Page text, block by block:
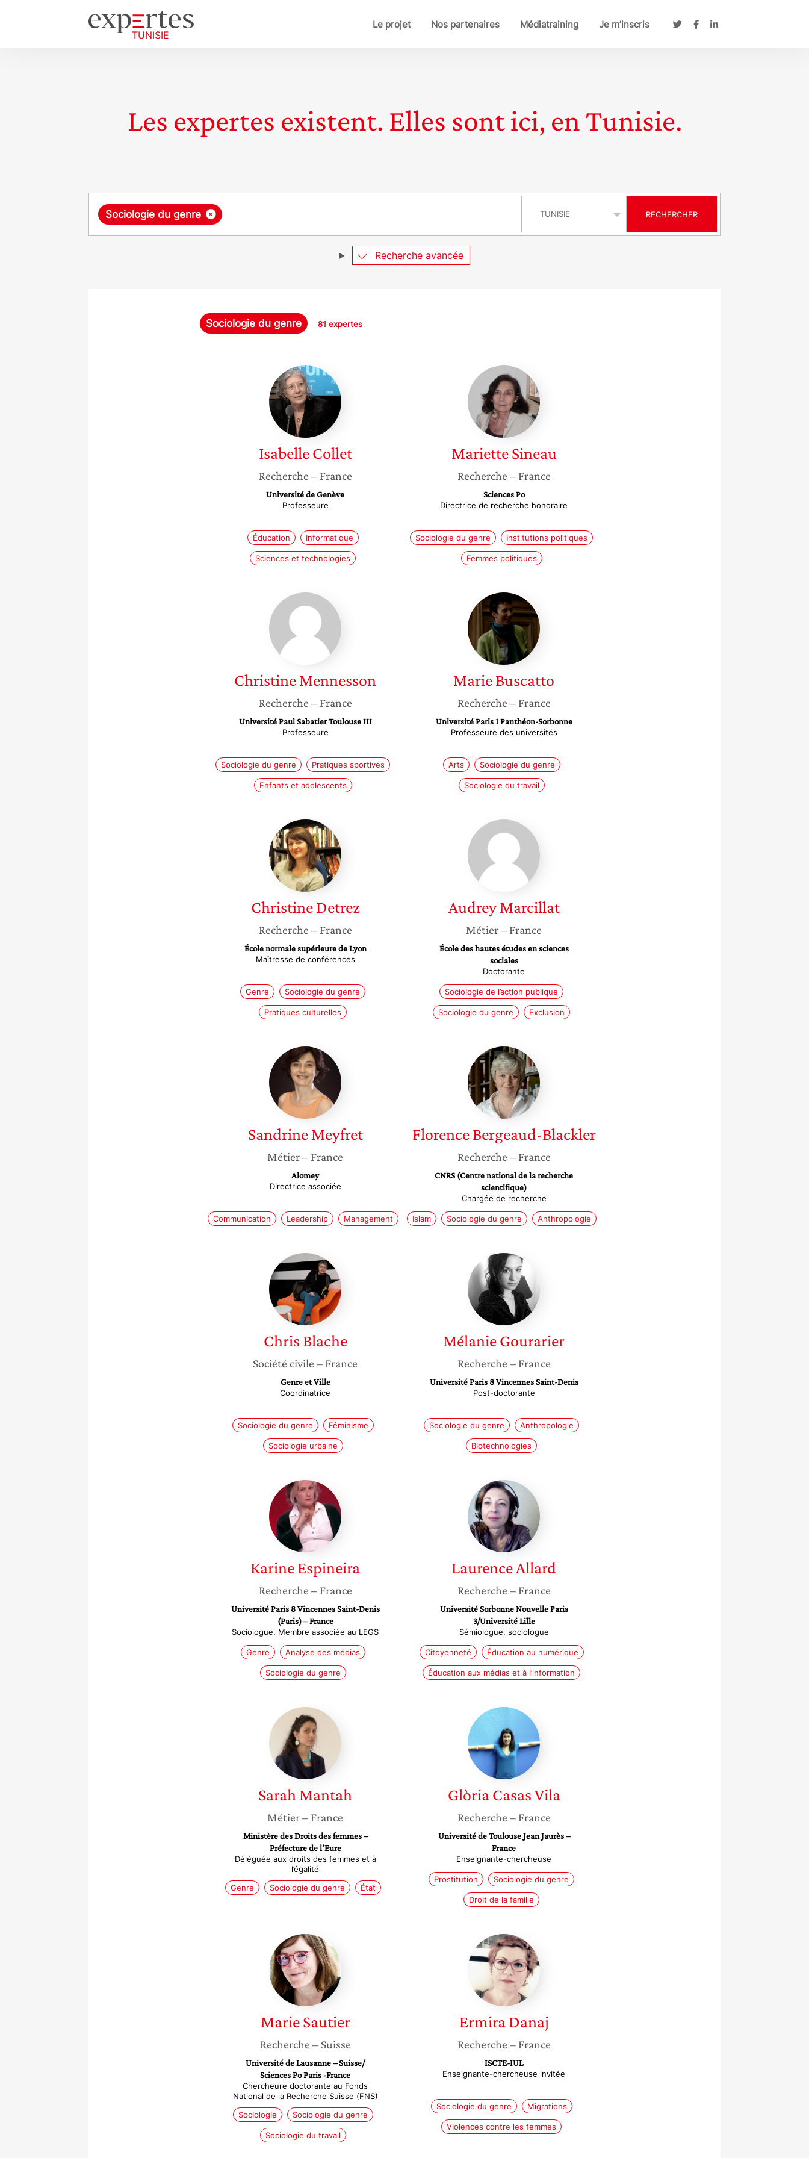
Le projet Nos partenaires Médiatraining Je m’inscris
Les expertes existent. Elles sont ici, en Tunisie.
Requête ×
Sociologie du genre RECHERCHER
Recherche avancée
Sociologie du genre 81 expertes
Isabelle
Collet
Isabelle Collet
Recherche – France
Université de Genève
Professeure
Éducation Informatique
Sciences et technologies
Mariette
Sineau
Mariette Sineau
Recherche – France
Sciences Po
Directrice de recherche honoraire
Sociologie du genre Institutions politiques
Femmes politiques
Christine
Mennesson
ChristineMennesson
Recherche – France
Université Paul Sabatier Toulouse III
Professeure
Sociologie du genre Pratiques sportives
Enfants et adolescents
Marie
Buscatto
MarieBuscatto
Recherche – France
Université Paris 1 Panthéon-Sorbonne
Professeure des universités
Arts Sociologie du genre
Sociologie du travail
Christine
Detrez
Christine Detrez
Recherche – France
École normale supérieure de Lyon
Maîtresse de conférences
Genre Sociologie du genre
Pratiques culturelles
Audrey
Marcillat
Audrey Marcillat
Métier– France
École des hautes études en sciences
sociales
Doctorante
Sociologie de l’action publique
Sociologie du genre Exclusion
Sandrine
Meyfret
Sandrine Meyfret
Métier– France
Alomey
Directrice associée
Communication Leadership Management
Florence
Bergeaud-
Blackler
Florence Bergeaud-Blackler
Recherche – France
CNRS (Centre national de la recherche
scientifique)
Chargée de recherche
Islam Sociologie du genre Anthropologie
Chris
Blache
Chris Blache
Société civile – France
Genre et Ville
Coordinatrice
Sociologie du genre Féminisme
Sociologie urbaine
Mélanie
Gourarier
MélanieGourarier
Recherche – France
Université Paris 8 Vincennes Saint-Denis
Post-doctorante
Sociologie du genre Anthropologie
Biotechnologies
Karine
Espineira
KarineEspineira
Recherche – France
Université Paris 8 Vincennes Saint-Denis
(Paris) – France
Sociologue, Membre associée au LEGS
Genre Analyse des médias
Sociologie du genre
Laurence
Allard
LaurenceAllard
Recherche – France
Université Sorbonne Nouvelle Paris
3/Université Lille
Sémiologue, sociologue
Citoyenneté Éducation au numérique
Éducation aux médias et à l’information
Sarah
Mantah
Sarah Mantah
Métier– France
Ministère des Droits des femmes –
Préfecture de l’Eure
Déléguée aux droits des femmes et à
l’égalité
Genre
Sociologie du genre État
Glòria
Casas
Vila
Glòria Casas Vila
Recherche – France
Université de Toulouse Jean Jaurès –
France
Enseignante-chercheuse
Prostitution Sociologie du genre
Droit de la famille
Marie
Sautier
Marie Sautier
Recherche – Suisse
Université de Lausanne – Suisse/
Sciences Po Paris -France
Chercheure doctorante au Fonds
National de la Recherche Suisse (FNS)
Sociologie
Sociologie du genre
Sociologie du travail
Ermira
Danaj
Ermira Danaj
Recherche – France
ISCTE-IUL
Enseignante-chercheuse invitée
Sociologie du genre Migrations
Violences contre les femmes